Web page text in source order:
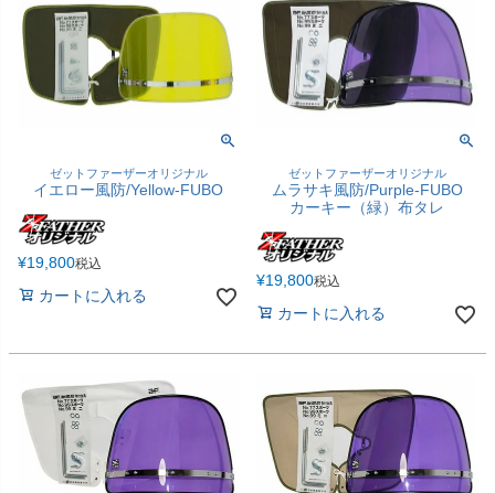
ゼットファーザーオリジナル
イエロー風防/Yellow-FUBO
¥19,800税込
カートに入れる
ゼットファーザーオリジナル
ムラサキ風防/Purple-FUBO
カーキー（緑）布タレ
¥19,800税込
カートに入れる